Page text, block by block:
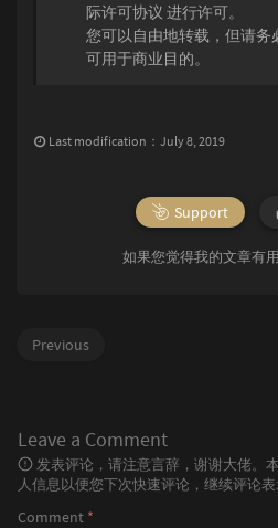
际许可协议 进行许可。
您可以自由地转载，但请务
可用于商业目的。
Last modification：July 8, 2019
Support
如果您觉得我的文章有
Previous
Leave a Comment
发表评论，请注意言辞，谢谢大佬。
人信息以便您下次快速评论，继续评论表
Comment *